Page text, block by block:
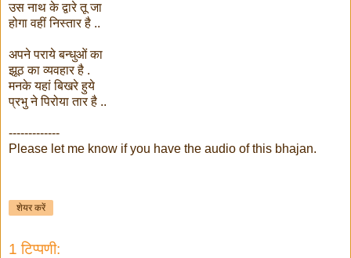
उस नाथ के द्वारे तू जा
होगा वहीं निस्तार है ..
अपने पराये बन्धुओं का
झूठ का व्यवहार है .
मनके यहां बिखरे हुये
प्रभु ने पिरोया तार है ..
-------------
Please let me know if you have the audio of this bhajan.
शेयर करें
1 टिप्पणी: